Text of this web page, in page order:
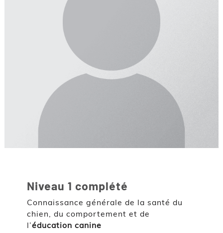
Niveau 1 complété
Connaissance générale de la santé du
chien, du comportement et de
l’éducation canine